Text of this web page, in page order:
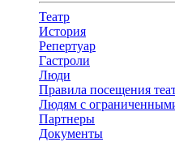
Театр
История
Репертуар
Гастроли
Люди
Правила посещения
Людям с
Партнеры
Документы